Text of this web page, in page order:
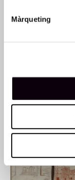
Màrqueting
boats